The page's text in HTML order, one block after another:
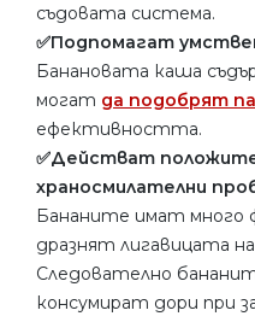
съдовата система.
✅Подпомагат
Банановата каша
могат да подобрят
ефективността.
✅Действат
храносмилателни
Бананите имат много
дразнят лигавицата
Следователно
консумират дори при